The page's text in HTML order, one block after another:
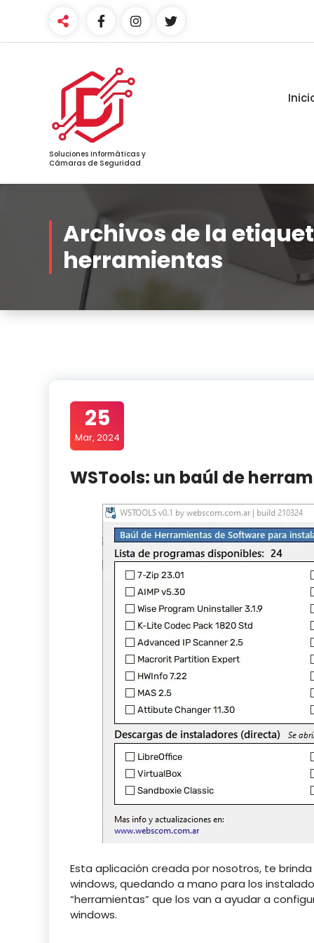
Soluciones Informáticas y
Cámaras de Seguridad
Archivos de la
herramientas
25
Mar, 2024
WSTools: un baúl de
Esta aplicación creada por nosotros, te
windows, quedando a mano para los
“herramientas” que los van a ayudar a
windows.